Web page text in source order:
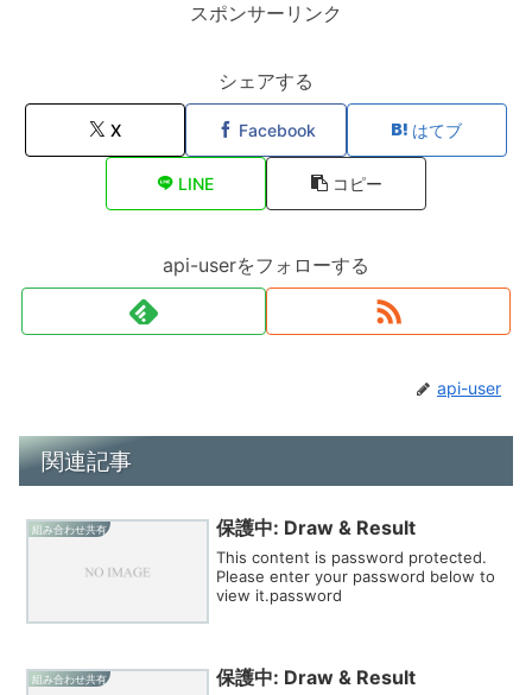
スポンサーリンク
シェアする
X Facebook はてブ
LINE コピー
api-userをフォローする
api-user
関連記事
組み合わせ共有 保護中: Draw & Result
This content is password protected.
Please enter your password below to
view it.password
組み合わせ共有 保護中: Draw & Result